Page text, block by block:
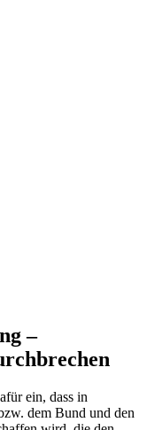
–
ein, dass in
dem Bund und den